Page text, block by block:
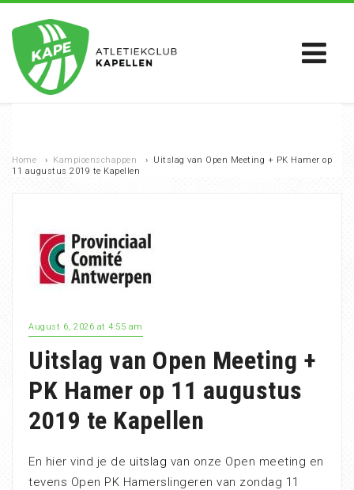
Home › Kampioenschappen › Uitslag van Open Meeting + PK Hamer op
11 augustus 2019 te Kapellen
August 6, 2026 at 4:55 am
Uitslag van Open Meeting +
PK Hamer op 11 augustus
2019 te Kapellen
En hier vind je de uitslag van onze Open meeting en
tevens Open PK Hamerslingeren van zondag 11